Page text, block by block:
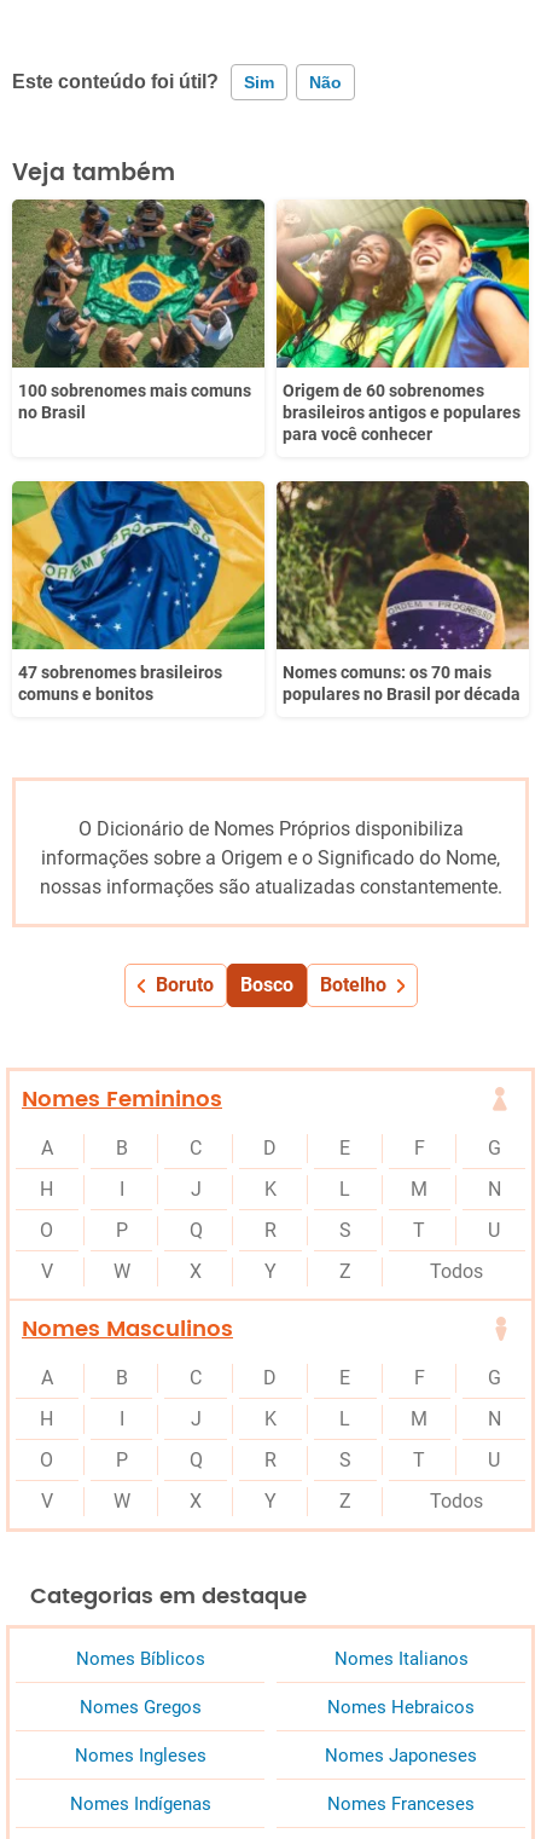
Este conteúdo foi útil? Sim Não
Este conteúdo contém informação incorreta
Este conteúdo não tem a informação que procuro
Outro
Veja também
100 sobrenomes mais comuns
no Brasil
Origem de 60 sobrenomes
brasileiros antigos e populares
para você conhecer
47 sobrenomes brasileiros
comuns e bonitos
Nomes comuns: os 70 mais
populares no Brasil por década
O Dicionário de Nomes Próprios disponibiliza
informações sobre a Origem e o Significado do Nome,
nossas informações são atualizadas constantemente.
Boruto Bosco Botelho
Nomes Femininos
A B C D E F
G
H
J K L M
N
O
P Q R S T
U
V
W X Y Z Todos
Nomes Masculinos
A B C D E F
G
H
J K L M
N
O
P Q R S T
U
V
W X Y Z Todos
Categorias em destaque
Nomes Bíblicos Nomes Italianos
Nomes Gregos Nomes Hebraicos
Nomes Ingleses Nomes Japoneses
Nomes Indígenas Nomes Franceses